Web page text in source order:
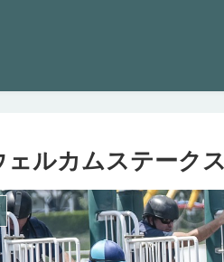
ェルカムステーク